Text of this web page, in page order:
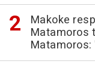
Makoke
Matamoros
Matamoros: